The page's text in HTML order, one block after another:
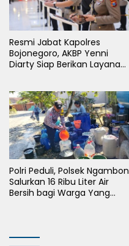
Resmi Jabat Kapolres
Bojonegoro, AKBP Yenni
Diarty Siap Berikan Layanan
Polri Peduli, Polsek Ngambon
Salurkan 16 Ribu Liter Air
Bersih bagi Warga Yang